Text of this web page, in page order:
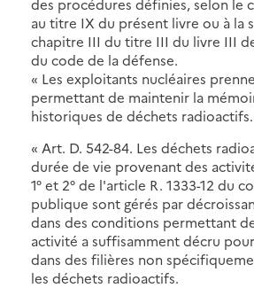
au titre IX du présent livre ou à la
chapitre III du titre III du livre III
du code de la défense.
« Les exploitants nucléaires
permettant de maintenir la
historiques de déchets radioactifs.
« Art. D. 542-84. Les déchets
durée de vie provenant des
1° et 2° de l'article R. 1333-12 du
publique sont gérés par
dans des conditions permettant
activité a suffisamment décru
dans des filières non
les déchets radioactifs.